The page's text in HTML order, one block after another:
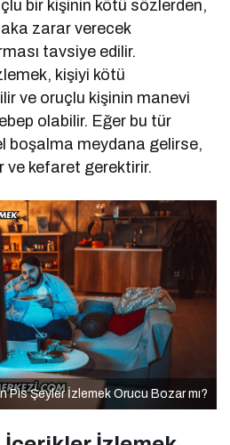
bir kişinin kötü sözlerden,
zarar verecek
tavsiye edilir.
kişiyi kötü
ve oruçlu kişinin manevi
olabilir. Eğer bu tür
boşalma meydana gelirse,
ve kefaret gerektirir.
Pis Şeyler İzlemek Orucu Bozar mı?